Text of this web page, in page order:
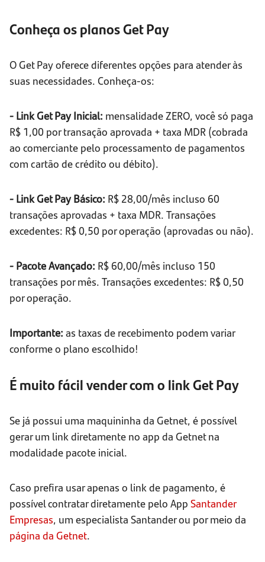
Conheça os planos Get Pay
O Get Pay oferece diferentes opções para atender às
suas necessidades. Conheça-os:
- Link Get Pay Inicial: mensalidade ZERO, você só paga
R$ 1,00 por transação aprovada + taxa MDR (cobrada
ao comerciante pelo processamento de pagamentos
com cartão de crédito ou débito).
- Link Get Pay Básico: R$ 28,00/mês incluso 60
transações aprovadas + taxa MDR. Transações
excedentes: R$ 0,50 por operação (aprovadas ou não).
- Pacote Avançado: R$ 60,00/mês incluso 150
transações por mês. Transações excedentes: R$ 0,50
por operação.
Importante: as taxas de recebimento podem variar
conforme o plano escolhido!
É muito fácil vender com o link Get Pay
Se já possui uma maquininha da Getnet, é possível
gerar um link diretamente no app da Getnet na
modalidade pacote inicial.
Caso prefira usar apenas o link de pagamento, é
possível contratar diretamente pelo App Santander
Empresas, um especialista Santander ou por meio da
página da Getnet.